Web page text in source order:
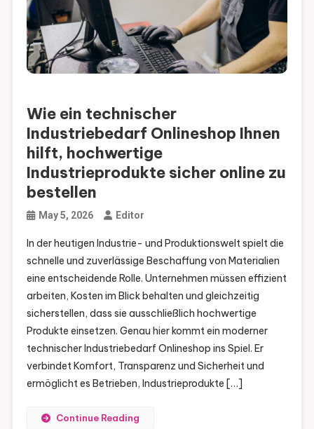
Wie ein technischer
Industriebedarf Onlineshop Ihnen
hilft, hochwertige
Industrieprodukte sicher online zu
bestellen
May 5, 2026 Editor
In der heutigen Industrie- und Produktionswelt spielt die
schnelle und zuverlässige Beschaffung von Materialien
eine entscheidende Rolle. Unternehmen müssen effizient
arbeiten, Kosten im Blick behalten und gleichzeitig
sicherstellen, dass sie ausschließlich hochwertige
Produkte einsetzen. Genau hier kommt ein moderner
technischer Industriebedarf Onlineshop ins Spiel. Er
verbindet Komfort, Transparenz und Sicherheit und
ermöglicht es Betrieben, Industrieprodukte […]
Continue Reading